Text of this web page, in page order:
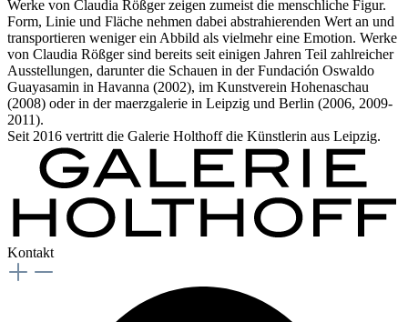
Werke von Claudia Rößger zeigen zumeist die menschliche Figur.
Form, Linie und Fläche nehmen dabei abstrahierenden Wert an und
transportieren weniger ein Abbild als vielmehr eine Emotion. Werke
von Claudia Rößger sind bereits seit einigen Jahren Teil zahlreicher
Ausstellungen, darunter die Schauen in der Fundación Oswaldo
Guayasamin in Havanna (2002), im Kunstverein Hohenaschau
(2008) oder in der maerzgalerie in Leipzig und Berlin (2006, 2009-
2011).
Seit 2016 vertritt die Galerie Holthoff die Künstlerin aus Leipzig.
Kontakt